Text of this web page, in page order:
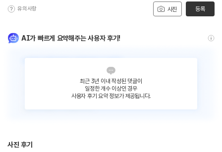
사진
유의사항 등록
AI가 빠르게 요약해주는 사용자 후기!
최근 3년 이내 작성된 댓글이
일정한 개수 이상인 경우
사용자 후기 요약 정보가 제공됩니다.
사진 후기